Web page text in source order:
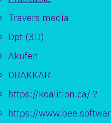
Travers media
Dpt (3D)
Akufen
DRAKKAR
https://koalition.ca/ ?
https://